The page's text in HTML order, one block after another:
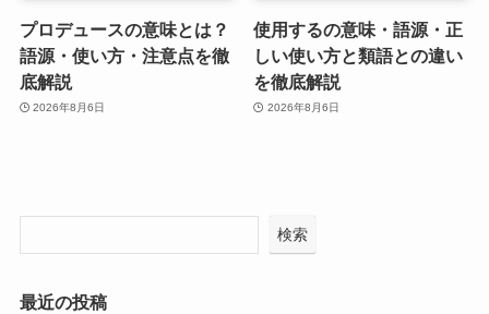
プロデュースの意味とは？
語源・使い方・注意点を徹
底解説
2026年8月6日
使用するの意味・語源・正
しい使い方と類語との違い
を徹底解説
2026年8月6日
検索
最近の投稿